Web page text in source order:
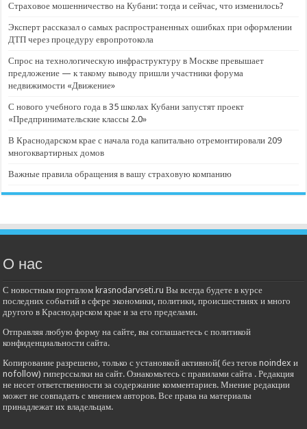
Страховое мошенничество на Кубани: тогда и сейчас, что изменилось?
Эксперт рассказал о самых распространенных ошибках при оформлении
ДТП через процедуру европротокола
Спрос на технологическую инфраструктуру в Москве превышает
предложение — к такому выводу пришли участники форума
недвижимости «Движение»
С нового учебного года в 35 школах Кубани запустят проект
«Предпринимательские классы 2.0»
В Краснодарском крае с начала года капитально отремонтировали 209
многоквартирных домов
Важные правила обращения в вашу страховую компанию
О нас
С новостным порталом krasnodarvseti.ru Вы всегда будете в курсе
последних событий в сфере экономики, политики, происшествиях и много
другого в Краснодарском крае и за его пределами.
Отправляя любую форму на сайте, вы соглашаетесь с политикой
конфиденциальности сайта.
Копирование разрешено, только с установкой активной( без тегов noindex и
nofollow) гиперссылки на сайт. Ознакомьтесь с правилами сайта . Редакция
не несет ответственности за содержание комментариев. Мнение редакции
может не совпадать с мнением авторов. Все права на материалы
принадлежат их владельцам.